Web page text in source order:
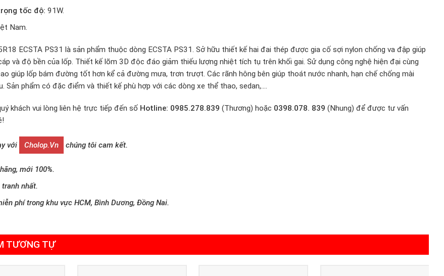
tốc độ: 91W.
Nam.
ECSTA PS31 là sản phẩm thuộc dòng ECSTA PS31. Sở hữu thiết kế hai đai thép được gia cố sợi nylon chống va đập giúp
và độ bền của lốp. Thiết kế lõm 3D độc đáo giảm thiếu lượng nhiệt tích tụ trên khối gai. Sử dụng công nghệ hiện đại cùng
giúp lốp bám đường tốt hơn kể cả đường mưa, trơn trượt. Các rãnh hông bên giúp thoát nước nhanh, hạn chế chống mài
Sản phẩm có đặc điểm và thiết kế phù hợp với các dòng xe thể thao, sedan,….
khách vui lòng liên hệ trực tiếp đến số Hotline: 0985.278.839 (Thương) hoặc 0398.078. 839 (Nhung) để được tư vấn
với Cholop.vn chúng tôi cam kết.
mới 100%.
nhất.
phí trong khu vực HCM, Bình Dương, Đồng Nai.
TƯƠNG TỰ